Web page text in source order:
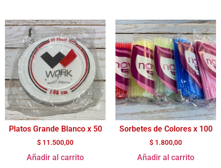
Platos Grande Blanco x 50
$ 11.500,00
Añadir al carrito
Sorbetes de Colores x 100
$ 1.800,00
Añadir al carrito